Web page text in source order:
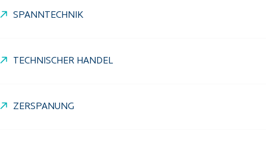
SPANNTECHNIK
TECHNISCHER HANDEL
ZERSPANUNG